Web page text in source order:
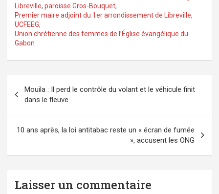
Libreville, paroisse Gros-Bouquet,
Premier maire adjoint du 1er arrondissement de Libreville,
UCFEEG,
Union chrétienne des femmes de l’Église évangélique du
Gabon
de
l’article
Mouila : Il perd le contrôle du volant et le véhicule finit
dans le fleuve
10 ans après, la loi antitabac reste un « écran de fumée
», accusent les ONG
Laisser un commentaire